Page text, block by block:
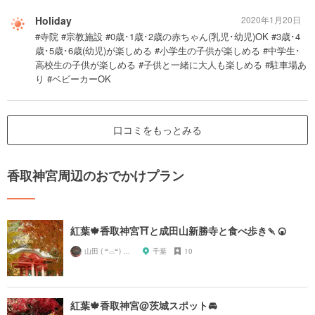
Holiday
#寺院 #宗教施設 #0歳･1歳･2歳の赤ちゃん(乳児･幼児)OK #3歳･4
歳･5歳･6歳(幼児)が楽しめる #小学生の子供が楽しめる #中学生･
高校生の子供が楽しめる #子供と一緒に大人も楽しめる #駐車場あ
り #ベビーカーOK
2020年1月20日
口コミをもっとみる
香取神宮周辺のおでかけプラン
紅葉🍁香取神宮⛩と成田山新勝寺と食べ歩き🍡🍘
山田 ( ꒪⌓꒪) ストレンジ 千葉 10
紅葉🍁香取神宮@茨城スポット🚘